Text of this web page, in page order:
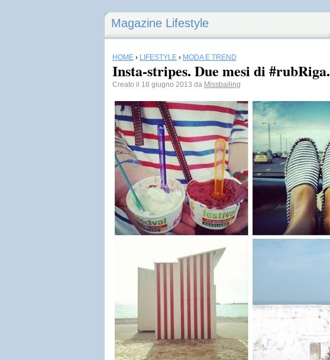
Magazine Lifestyle
HOME › LIFESTYLE › MODA E TREND
Insta-stripes. Due mesi di #rubRiga.
Creato il 18 giugno 2013 da Missbailing